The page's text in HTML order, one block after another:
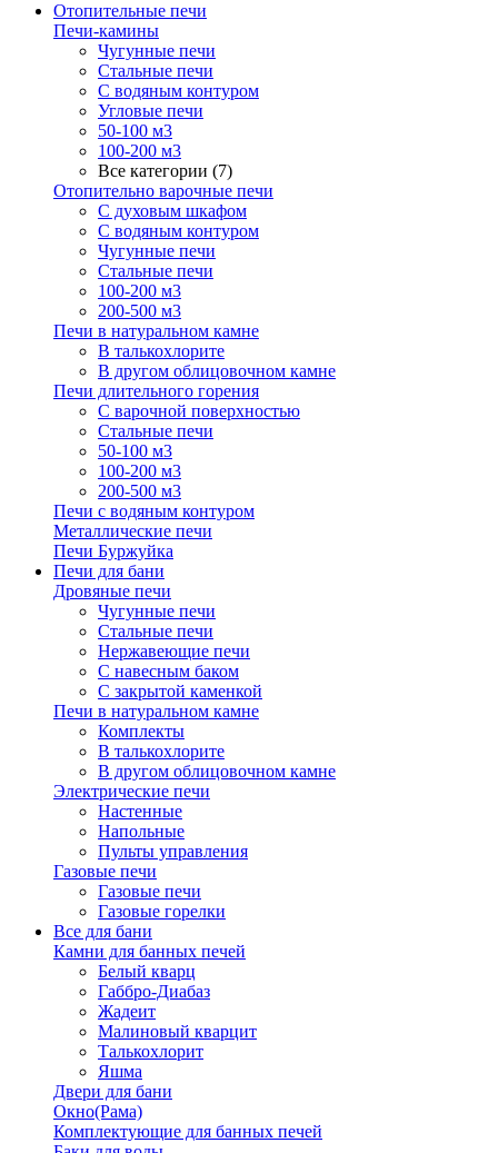
Отопительные печи
Печи-камины
Чугунные печи
Стальные печи
С водяным контуром
Угловые печи
50-100 м3
100-200 м3
Все категории (7)
Отопительно варочные печи
С духовым шкафом
С водяным контуром
Чугунные печи
Стальные печи
100-200 м3
200-500 м3
Печи в натуральном камне
В талькохлорите
В другом облицовочном камне
Печи длительного горения
С варочной поверхностью
Стальные печи
50-100 м3
100-200 м3
200-500 м3
Печи с водяным контуром
Металлические печи
Печи Буржуйка
Печи для бани
Дровяные печи
Чугунные печи
Стальные печи
Нержавеющие печи
С навесным баком
С закрытой каменкой
Печи в натуральном камне
Комплекты
В талькохлорите
В другом облицовочном камне
Электрические печи
Настенные
Напольные
Пульты управления
Газовые печи
Газовые печи
Газовые горелки
Все для бани
Камни для банных печей
Белый кварц
Габбро-Диабаз
Жадеит
Малиновый кварцит
Талькохлорит
Яшма
Двери для бани
Окно(Рама)
Комплектующие для банных печей